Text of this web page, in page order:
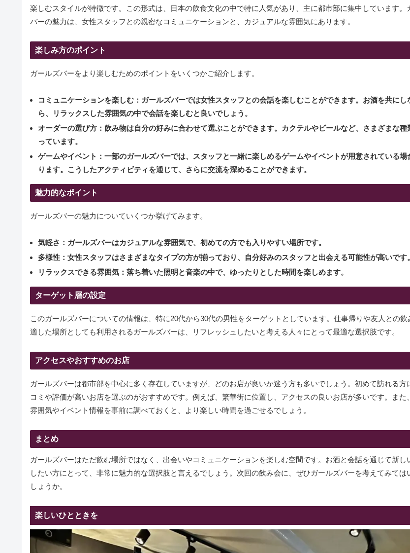
楽しむスタイルが特徴です。この形式は、日本の飲食文化の中で特に人気があり、主に都市部に集中しています。
バーの魅力は、女性スタッフとの親密なコミュニケーションと、カジュアルな雰囲気にあります。
楽しみ方のポイント
ガールズバーをより楽しむためのポイントをいくつかご紹介します。
コミュニケーションを楽しむ： ガールズバーでは女性スタッフとの会話を楽しむことができます。お酒を共にし
ら、リラックスした雰囲気の中で会話を楽しむと良いでしょう。
オーダーの選び方： 飲み物は自分の好みに合わせて選ぶことができます。カクテルやビールなど、さまざまな種
っています。
ゲームやイベント： 一部のガールズバーでは、スタッフと一緒に楽しめるゲームやイベントが用意されている場
ります。こうしたアクティビティを通じて、さらに交流を深めることができます。
魅力的なポイント
ガールズバーの魅力についていくつか挙げてみます。
気軽さ： ガールズバーはカジュアルな雰囲気で、初めての方でも入りやすい場所です。
多様性： 女性スタッフはさまざまなタイプの方が揃っており、自分好みのスタッフと出会える可能性が高いです。
リラックスできる雰囲気： 落ち着いた照明と音楽の中で、ゆったりとした時間を楽しめます。
ターゲット層の設定
このガールズバーについての情報は、特に20代から30代の男性をターゲットとしています。仕事帰りや友人との飲
適した場所としても利用されるガールズバーは、リフレッシュしたいと考える人々にとって最適な選択肢です。
アクセスやおすすめのお店
ガールズバーは都市部を中心に多く存在していますが、どのお店が良いか迷う方も多いでしょう。初めて訪れる方
コミや評価が高いお店を選ぶのがおすすめです。例えば、繁華街に位置し、アクセスの良いお店が多いです。また
雰囲気やイベント情報を事前に調べておくと、より楽しい時間を過ごせるでしょう。
まとめ
ガールズバーはただ飲む場所ではなく、出会いやコミュニケーションを楽しむ空間です。お酒と会話を通じて新し
したい方にとって、非常に魅力的な選択肢と言えるでしょう。次回の飲み会に、ぜひガールズバーを考えてみては
しょうか。
楽しいひとときを